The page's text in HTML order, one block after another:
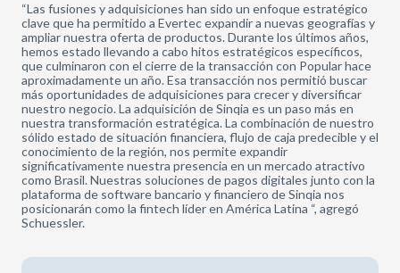
“Las fusiones y adquisiciones han sido un enfoque estratégico
clave que ha permitido a Evertec expandir a nuevas geografías y
ampliar nuestra oferta de productos. Durante los últimos años,
hemos estado llevando a cabo hitos estratégicos específicos,
que culminaron con el cierre de la transacción con Popular hace
aproximadamente un año. Esa transacción nos permitió buscar
más oportunidades de adquisiciones para crecer y diversificar
nuestro negocio. La adquisición de Sinqia es un paso más en
nuestra transformación estratégica. La combinación de nuestro
sólido estado de situación financiera, flujo de caja predecible y el
conocimiento de la región, nos permite expandir
significativamente nuestra presencia en un mercado atractivo
como Brasil. Nuestras soluciones de pagos digitales junto con la
plataforma de software bancario y financiero de Sinqia nos
posicionarán como la fintech líder en América Latina “, agregó
Schuessler.